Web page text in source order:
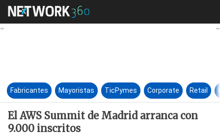
El AWS Summit de Madrid
Fabricantes Mayoristas TicPymes Corporate Retail
El AWS Summit de Madrid arranca con
9.000 inscritos